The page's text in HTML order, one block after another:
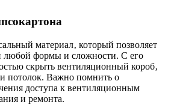
материал‚ который позволяет
любой формы и сложности. С его
скрыть вентиляционный короб‚
потолок. Важно помнить о
доступа к вентиляционным
и ремонта.